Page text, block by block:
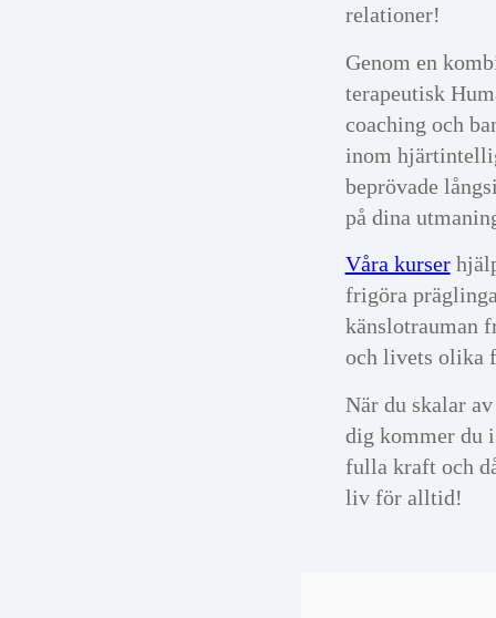
relationer!
Genom en
terapeutisk
coaching och
inom
beprövade
på dina
Våra kurser
frigöra
känslotrauman
och livets olika
När du skalar
dig kommer du
fulla kraft och
liv för alltid!